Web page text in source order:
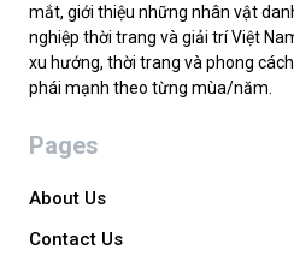
mắt, giới thiệu những nhân vật
nghiệp thời trang và giải trí Việt
xu hướng, thời trang và phong
phái mạnh theo từng mùa/năm.
Pages
About Us
Contact Us